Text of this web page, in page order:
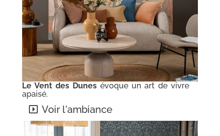
Le Vent des Dunesévoque un art de vivre
apaisé.
Voir l'ambiance